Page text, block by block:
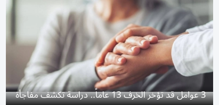
3 عوامل قد تؤخر الخرف 13 عاماً.. دراسة تكشف مفاجأة